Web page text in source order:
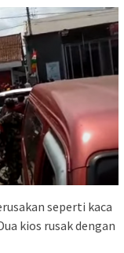
seperti kaca
kios rusak dengan